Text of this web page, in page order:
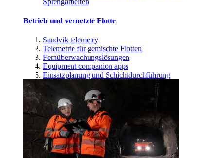
Betrieb und vernetzte Flotte
Sandvik telemetry
Telemetrie für gemischte Flotten
Fernüberwachungslösungen
Equipment companion apps
Einsatzplanung und Schichtdurchführung